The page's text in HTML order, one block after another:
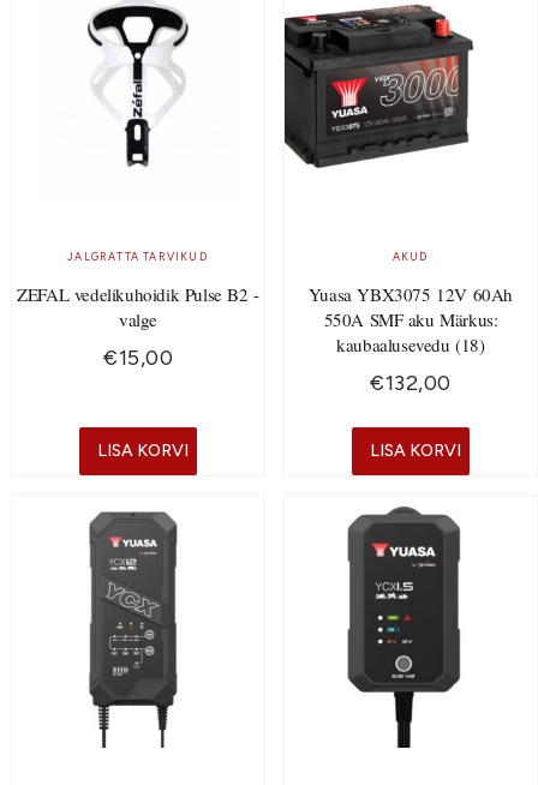
JALGRATTA TARVIKUD
ZEFAL vedelikuhoidik Pulse B2 -
valge
€15,00
LISA KORVI
AKUD
Yuasa YBX3075 12V 60Ah
550A SMF aku Märkus:
kaubaalusevedu (18)
€132,00
LISA KORVI